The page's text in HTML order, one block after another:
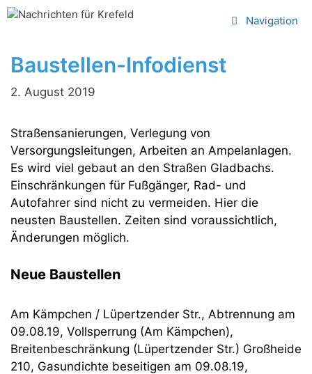
Zum
Navigation
Baustellen-Infodienst
2. August 2019
Straßensanierungen, Verlegung von
Versorgungsleitungen, Arbeiten an Ampelanlagen.
Es wird viel gebaut an den Straßen Gladbachs.
Einschränkungen für Fußgänger, Rad- und
Autofahrer sind nicht zu vermeiden. Hier die
neusten Baustellen. Zeiten sind voraussichtlich,
Änderungen möglich.
Neue Baustellen
Am Kämpchen / Lüpertzender Str., Abtrennung am
09.08.19, Vollsperrung (Am Kämpchen),
Breitenbeschränkung (Lüpertzender Str.) Großheide
210, Gasundichte beseitigen am 09.08.19,